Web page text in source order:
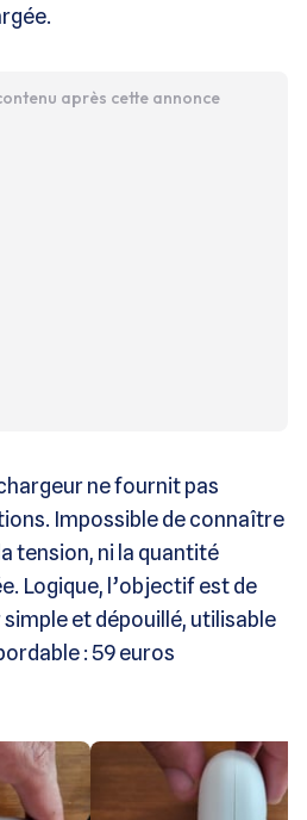
après cette annonce
ne fournit pas
Impossible de connaître
tension, ni la quantité
Logique, l’objectif est de
et dépouillé, utilisable
: 59 euros